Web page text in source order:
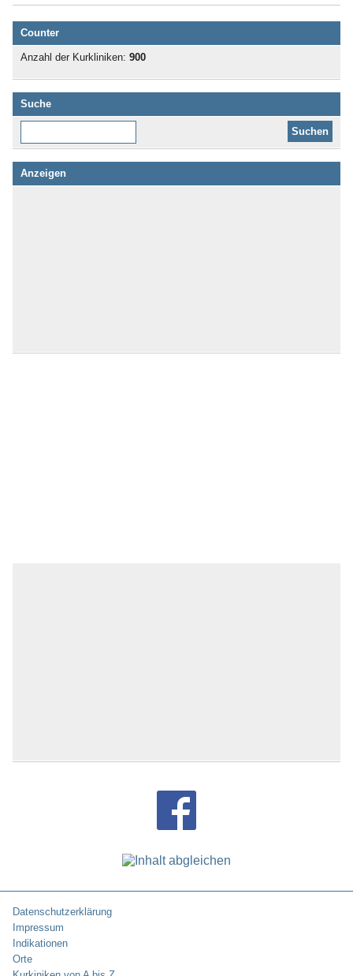
Counter
Anzahl der Kurkliniken: 900
Suche
Anzeigen
Datenschutzerklärung
Impressum
Indikationen
Orte